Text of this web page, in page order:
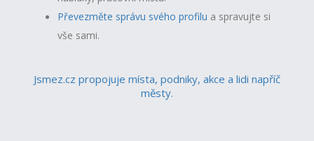
Převezměte správu svého profilu a spravujte si
vše sami.
Jsmez.cz propojuje místa, podniky, akce a lidi napříč
městy.